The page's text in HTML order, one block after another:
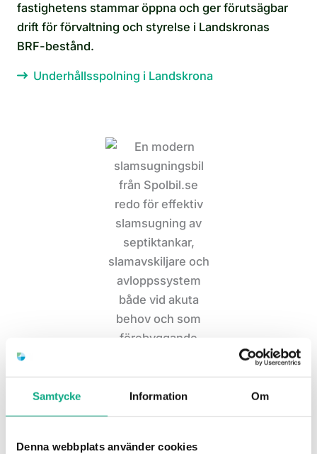
Samtycke Information Om
Denna webbplats använder cookies
fastighetens stammar öppna och ger förutsägbar
drift för förvaltning och styrelse i Landskronas
BRF-bestånd.
Underhållsspolning i Landskrona